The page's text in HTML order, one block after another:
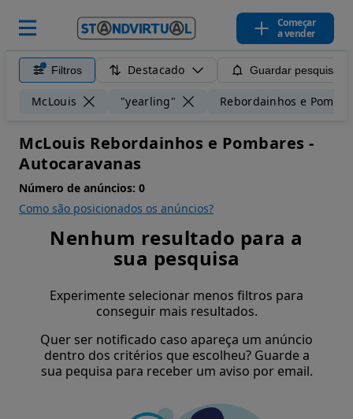
Começar
a vender
Filtros Destacado Guardar pesquisa
McLouis "yearling" Rebordainhos e
McLouis Rebordainhos e Pombares -
Autocaravanas
Número de anúncios: 0
Como são posicionados os anúncios?
Nenhum resultado para a
sua pesquisa
Experimente selecionar menos filtros para
conseguir mais resultados.
Quer ser notificado caso apareça um anúncio
dentro dos critérios que escolheu? Guarde a
sua pequisa para receber um aviso por email.